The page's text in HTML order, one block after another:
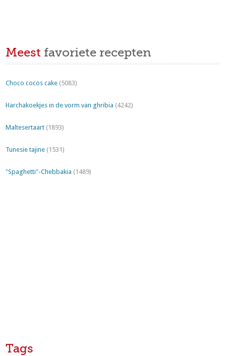
Meest favoriete recepten
Choco cocos cake (5083)
Harchakoekjes in de vorm van ghribia (4242)
Maltesertaart (1893)
Tunesie tajine (1531)
"Spaghetti"-Chebbakia (1489)
Tags